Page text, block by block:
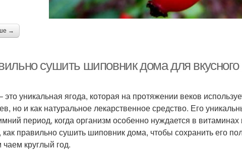
→
сушить шиповник дома для вкусного
уникальная ягода, которая на протяжении веков
но и как натуральное лекарственное средство. Его
период, когда организм особенно нуждается в
правильно сушить шиповник дома, чтобы сохранить его
круглый год.